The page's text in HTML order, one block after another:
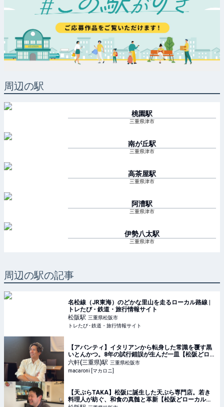
周辺の駅
桃園駅
三重県津市
南が丘駅
三重県津市
高茶屋駅
三重県津市
阿漕駅
三重県津市
伊勢八太駅
三重県津市
周辺の駅の記事
名松線（JR東海）のどかな里山を走るローカル路線 |
トレたび - 鉄道・旅行情報サイト
松阪駅 三重県松阪市
トレたび - 鉄道・旅行情報サイト
【アバンティ】イタリアンから転身した常識を覆す黒
いとんかつ。8年の試行錯誤が生んだ一皿【松阪どロー
カルぐるめ #58】 - macaroni
六軒(三重県)駅 三重県松阪市
macaroni [マカロニ]
【天ぷらTAKA】松阪に誕生した天ぷら専門店。若き
料理人が紡ぐ、和食の真髄と革新【松阪どローカルぐ